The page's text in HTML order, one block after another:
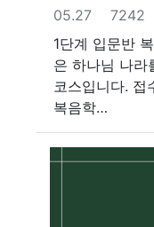
등록일
05.27 조회
7242
1단계 입문반
은 하나님 나라
코스입니다. 접
복음학…